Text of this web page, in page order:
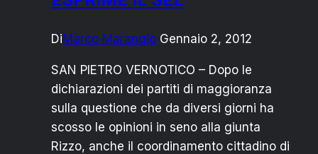
DiMarco Marangio Gennaio 2, 2012
SAN PIETRO VERNOTICO – Dopo le
dichiarazioni dei partiti di maggioranza
sulla questione che da diversi giorni ha
scosso le opinioni in seno alla giunta
Rizzo, anche il coordinamento cittadino di